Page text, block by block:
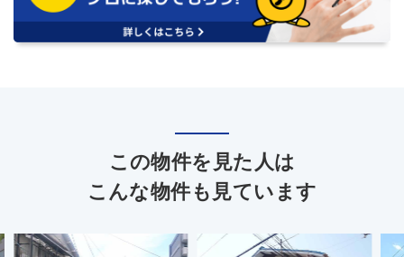
この物件を見た人は
こんな物件も見ています